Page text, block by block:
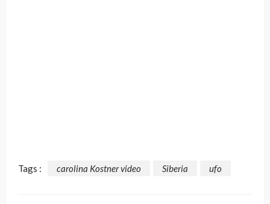
Tags : carolina Kostner video Siberia ufo